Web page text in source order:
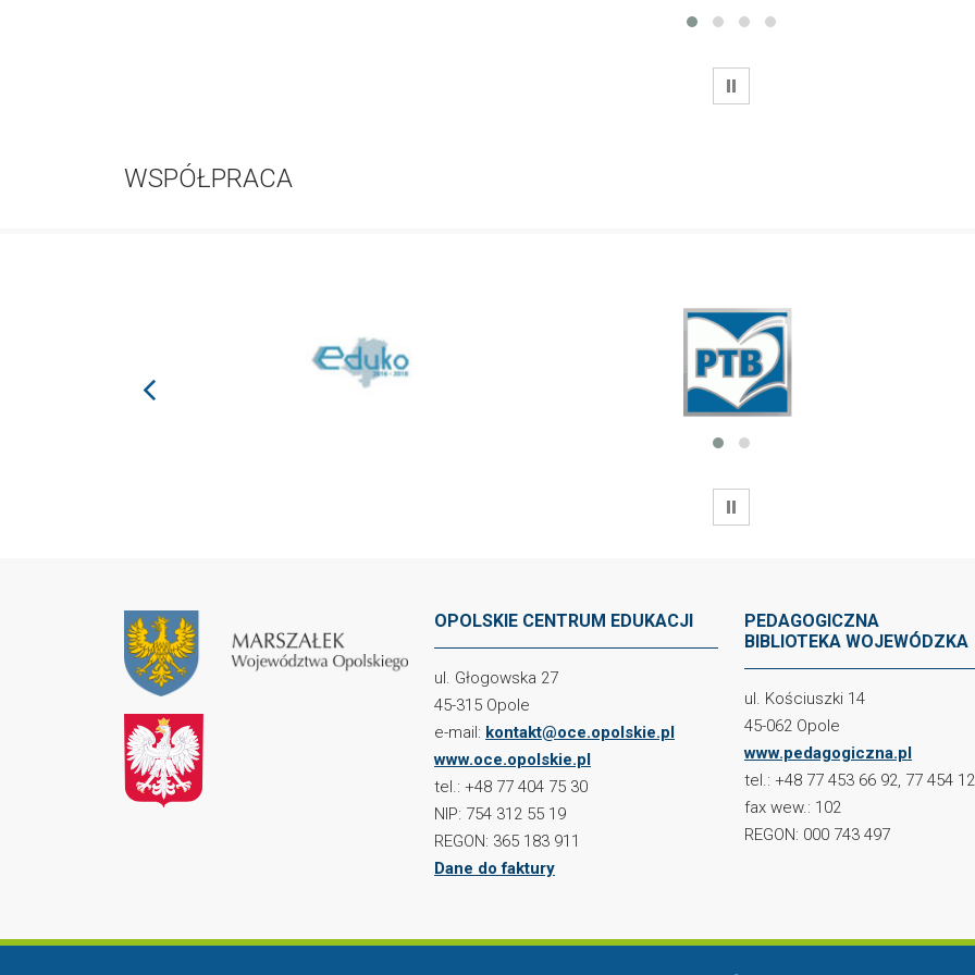
WSTRZYMAJ
WSPÓŁPRACA
prev
WSTRZYMAJ
OPOLSKIE CENTRUM EDUKACJI
ul. Głogowska 27
45-315 Opole
e-mail: kontakt@oce.opolskie.pl
www.oce.opolskie.pl
tel.: +48 77 404 75 30
NIP: 754 312 55 19
REGON: 365 183 911
Dane do faktury
PEDAGOGICZNA
BIBLIOTEKA WOJEWÓDZKA
ul. Kościuszki 14
45-062 Opole
www.pedagogiczna.pl
tel.: +48 77 453 66 92, 77 454
fax wew.: 102
REGON: 000 743 497